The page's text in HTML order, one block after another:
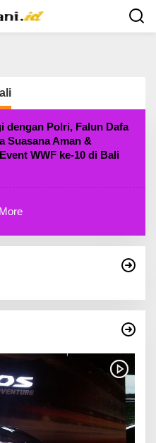
dengan Polri, Falun Dafa
Suasana Aman &
WWF ke-10 di Bali